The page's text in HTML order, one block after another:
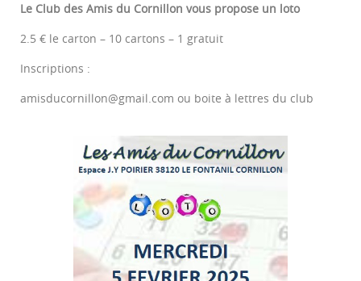
Le Club des Amis du Cornillon vous propose un loto
2.5 € le carton – 10 cartons – 1 gratuit
Inscriptions :
amisducornillon@gmail.com ou boite à lettres du club